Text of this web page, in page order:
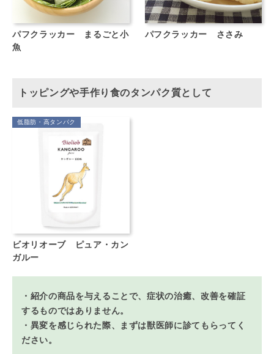
パフクラッカー まるごと小
魚
パフクラッカー ささみ
トッピングや手作り食のタンパク質として
低脂肪・高タンパク
ビオリオーブ ピュア・カン
ガルー
・紹介の商品を与えることで、症状の治癒、改善を確証
するものではありません。
・異変を感じられた際、まずは獣医師に診てもらってく
ださい。